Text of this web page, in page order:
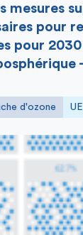
mesures
pour
pour
d'ozone UE